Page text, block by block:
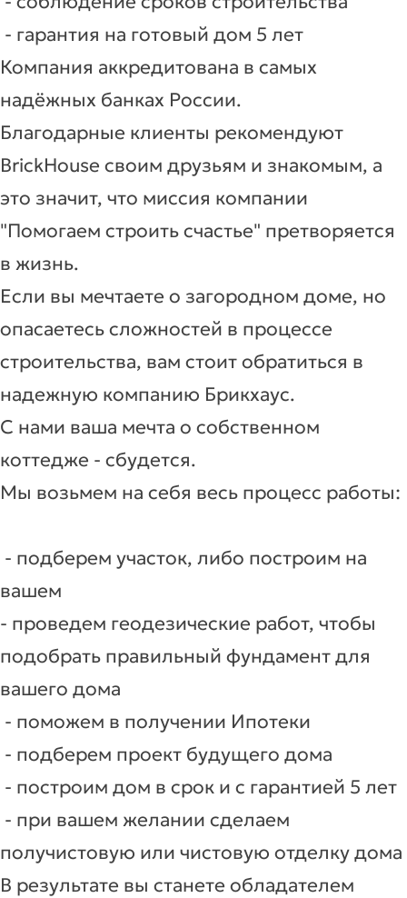
- гарантия на готовый дом 5 лет
Компания аккредитована в самых
надёжных банках России.
Благодарные клиенты рекомендуют
BrickHouse своим друзьям и знакомым, а
это значит, что миссия компании
"Помогаем строить счастье" претворяется
в жизнь.
Если вы мечтаете о загородном доме, но
опасаетесь сложностей в процессе
строительства, вам стоит обратиться в
надежную компанию Брикхаус.
С нами ваша мечта о собственном
коттедже - сбудется.
Мы возьмем на себя весь процесс работы:
- подберем участок, либо построим на
вашем
- проведем геодезические работ, чтобы
подобрать правильный фундамент для
вашего дома
- поможем в получении Ипотеки
- подберем проект будущего дома
- построим дом в срок и с гарантией 5 лет
- при вашем желании сделаем
получистовую или чистовую отделку дома
В результате вы станете обладателем